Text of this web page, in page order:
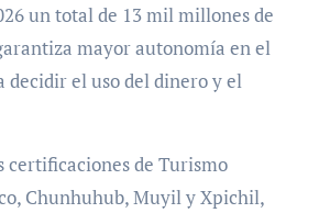
un total de 13 mil millones de
mayor autonomía en el
decidir el uso del dinero y el
certificaciones de Turismo
Chunhuhub, Muyil y Xpichil,